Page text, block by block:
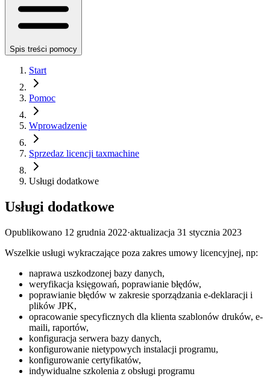
Spis treści pomocy
Start
Pomoc
Wprowadzenie
Sprzedaz licencji taxmachine
Usługi dodatkowe
Usługi dodatkowe
Opublikowano 12 grudnia 2022·aktualizacja 31 stycznia 2023
Wszelkie usługi wykraczające poza zakres umowy licencyjnej, np:
naprawa uszkodzonej bazy danych,
weryfikacja księgowań, poprawianie błędów,
poprawianie błędów w zakresie sporządzania e-deklaracji i
plików JPK,
opracowanie specyficznych dla klienta szablonów druków, e-
maili, raportów,
konfiguracja serwera bazy danych,
konfigurowanie nietypowych instalacji programu,
konfigurowanie certyfikatów,
indywidualne szkolenia z obsługi programu